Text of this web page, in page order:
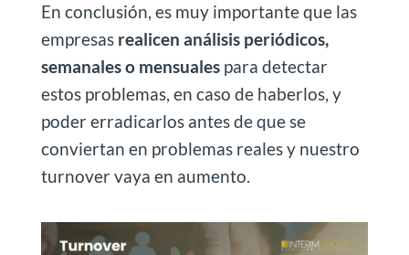
En conclusión, es muy importante que las
empresas realicen análisis periódicos,
semanales o mensualespara detectar
estos problemas, en caso de haberlos, y
poder erradicarlos antes de que se
conviertan en problemas reales y nuestro
turnover vaya en aumento.